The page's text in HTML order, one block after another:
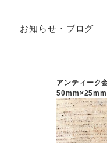
お知らせ・ブログ
アンティーク
50mm×25mm